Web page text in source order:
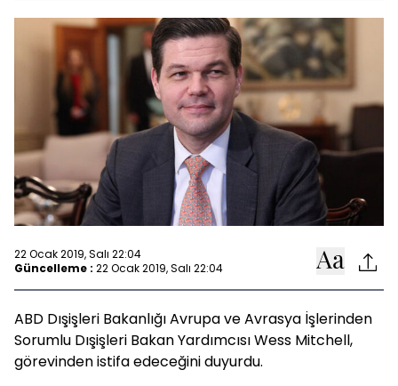
22 Ocak 2019, Salı 22:04
Güncelleme : 22 Ocak 2019, Salı 22:04
ABD Dışişleri Bakanlığı Avrupa ve Avrasya İşlerinden
Sorumlu Dışişleri Bakan Yardımcısı Wess Mitchell,
görevinden istifa edeceğini duyurdu.